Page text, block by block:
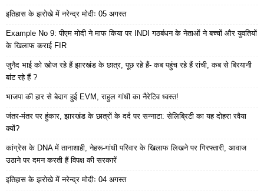
इतिहास के झरोखे में नरेन्द्र मोदीः 05 अगस्त
Example No 9: पीएम मोदी ने माफ किया पर INDI गठबंधन के नेताओं ने बच्चों और युवतियों
के खिलाफ कराई FIR
जुनैद भाई को खोज रहे हैं झारखंड के छात्र, पूछ रहे हैं- कब पहुंच रहे हैं रांची, कब से बिरयानी
बांट रहे हैं ?
भाजपा की हार से बेदाग हुई EVM, राहुल गांधी का नैरेटिव ध्वस्त!
जंतर-मंतर पर हुंकार, झारखंड के छात्रों के दर्द पर सन्नाटा: सेलिब्रिटी का यह दोहरा रवैया
क्यों?
कांग्रेस के DNA में तानाशाही, नेहरू-गांधी परिवार के खिलाफ लिखने पर गिरफ्तारी, आवाज
उठाने पर दमन करती हैं विपक्ष की सरकारें
इतिहास के झरोखे में नरेन्द्र मोदीः 04 अगस्त